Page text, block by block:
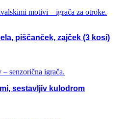
piščanček, zajček (3 kosi)
sestavljiv kulodrom